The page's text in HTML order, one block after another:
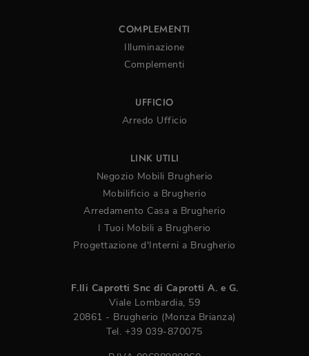
COMPLEMENTI
Illuminazione
Complementi
UFFICIO
Arredo Ufficio
LINK UTILI
Negozio Mobili Brugherio
Mobilificio a Brugherio
Arredamento Casa a Brugherio
I Tuoi Mobili a Brugherio
Progettazione d'Interni a Brugherio
F.lli Caprotti Snc di Caprotti A. e G.
Viale Lombardia, 59
20861 - Brugherio (Monza Brianza)
Tel. +39 039-870075